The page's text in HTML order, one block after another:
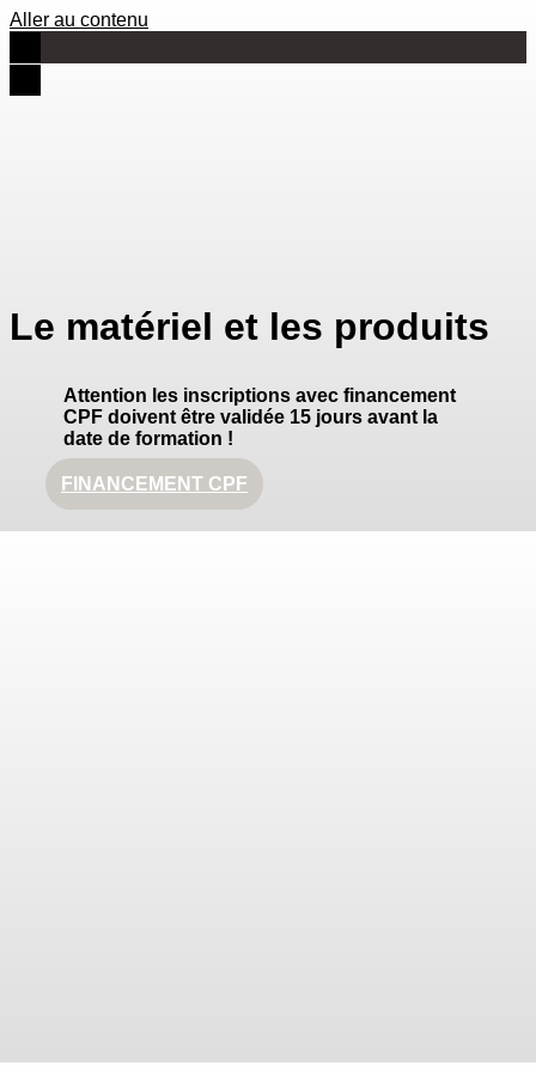
Aller au contenu
Le matériel et les produits
Attention les inscriptions avec financement
CPF doivent être validée 15 jours avant la
date de formation !
FINANCEMENT CPF